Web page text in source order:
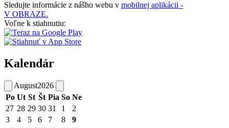
Sledujte informácie z nášho webu v mobilnej aplikácii -
V OBRAZE.
Voľne k stiahnutiu:
Kalendár
August2026
Po Ut St Št Pia So Ne
27 28 29 30 31 1
2
3
4 5 6 7 8
9